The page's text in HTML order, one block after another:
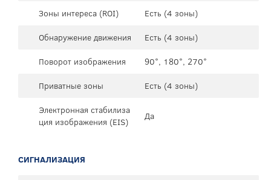
Зоны интереса (ROI)
Есть (4 зоны)
Обнаружение движения
Есть (4 зоны)
Поворот изображения
90°, 180°, 270°
Приватные зоны
Есть (4 зоны)
Электронная стабилиза
ция изображения (EIS)
Да
СИГНАЛИЗАЦИЯ